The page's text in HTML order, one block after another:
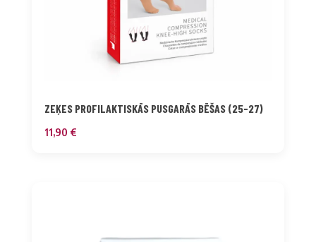
ZEĶES PROFILAKTISKĀS PUSGARĀS BĒŠAS (25-27)
11,90 €